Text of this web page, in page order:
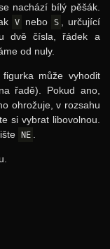
nachází bílý pěšák.
V nebo S
, určující
dvě čísla, řádek a
od nuly.
může vyhodit
řadě). Pokud ano,
ohrožuje, v rozsahu
si vybrat libovolnou.
NE